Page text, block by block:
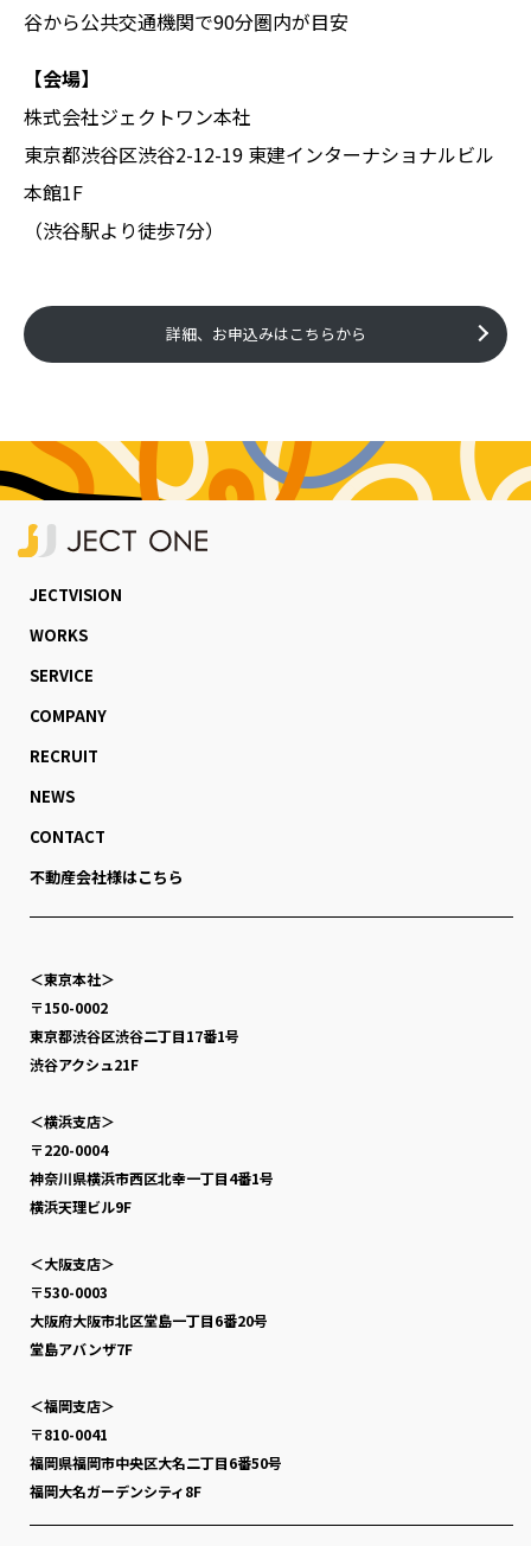
谷から公共交通機関で90分圏内が目安
【会場】
株式会社ジェクトワン本社
東京都渋谷区渋谷2-12-19 東建インターナショナルビル
本館1F
（渋谷駅より徒歩7分）
詳細、お申込みはこちらから
JECTVISION
WORKS
SERVICE
COMPANY
RECRUIT
NEWS
CONTACT
不動産会社様はこちら
＜東京本社＞
〒150-0002
東京都渋谷区渋谷二丁目17番1号
渋谷アクシュ21F
＜横浜支店＞
〒220-0004
神奈川県横浜市西区北幸一丁目4番1号
横浜天理ビル9F
＜大阪支店＞
〒530-0003
大阪府大阪市北区堂島一丁目6番20号
堂島アバンザ7F
＜福岡支店＞
〒810-0041
福岡県福岡市中央区大名二丁目6番50号
福岡大名ガーデンシティ8F